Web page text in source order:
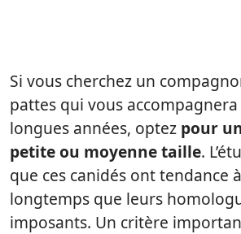
Si vous cherchez un
pattes qui vous
longues années, optez pour
petite ou moyenne taille.
que ces canidés ont tendance
longtemps que leurs
imposants. Un critère